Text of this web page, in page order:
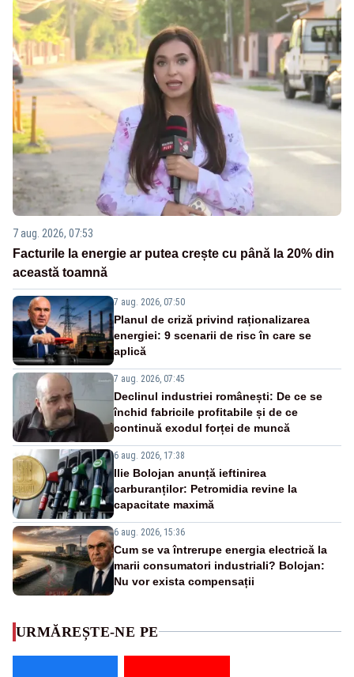
7 aug. 2026, 07:53
Facturile la energie ar putea crește cu până la 20% din
această toamnă
7 aug. 2026, 07:50
Planul de criză privind raționalizarea
energiei: 9 scenarii de risc în care se
aplică
7 aug. 2026, 07:45
Declinul industriei românești: De ce se
închid fabricile profitabile și de ce
continuă exodul forței de muncă
6 aug. 2026, 17:38
Ilie Bolojan anunță ieftinirea
carburanților: Petromidia revine la
capacitate maximă
6 aug. 2026, 15:36
Cum se va întrerupe energia electrică la
marii consumatori industriali? Bolojan:
Nu vor exista compensații
URMĂREȘTE-NE PE